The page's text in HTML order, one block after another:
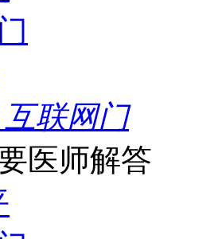
联网门
医师解答